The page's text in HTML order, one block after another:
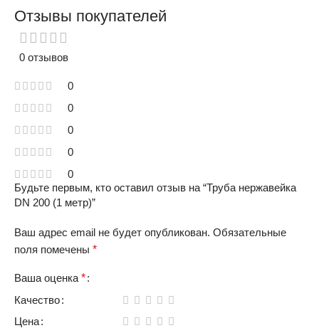
Отзывы покупателей
0 отзывов
0
0
0
0
0
Будьте первым, кто оставил отзыв на “Труба нержавейка
DN 200 (1 метр)”
Ваш адрес email не будет опубликован. Обязательные
поля помечены *
Ваша оценка *
Качество
Цена